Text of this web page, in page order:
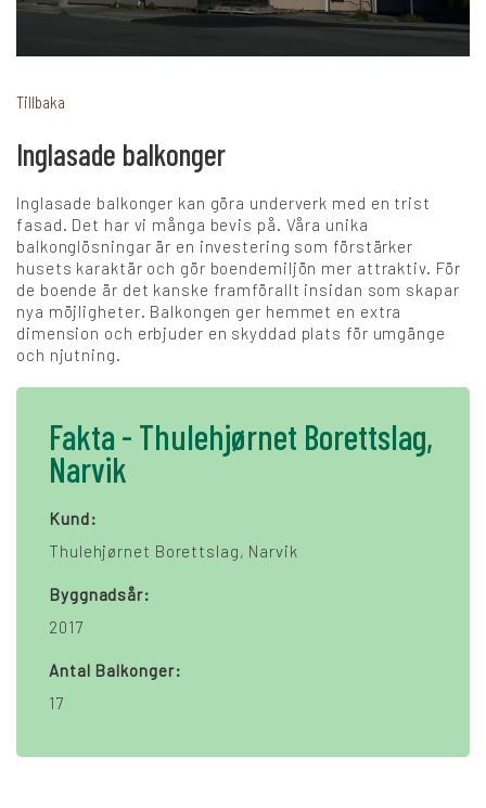
+
Språk:
SV DK NO FI DE
NL UK CH PL
Tillbaka
Inglasade balkonger
Inglasade balkonger kan göra underverk med en trist
fasad. Det har vi många bevis på. Våra unika
balkonglösningar är en investering som förstärker
husets karaktär och gör boendemiljön mer attraktiv. För
de boende är det kanske framförallt insidan som skapar
nya möjligheter. Balkongen ger hemmet en extra
dimension och erbjuder en skyddad plats för umgänge
och njutning.
Fakta - Thulehjørnet Borettslag,
Narvik
Kund:
Thulehjørnet Borettslag, Narvik
Byggnadsår:
2017
Antal Balkonger:
17